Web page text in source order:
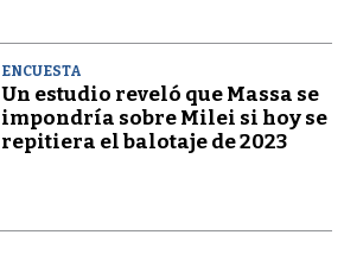
ENCUESTA
Un estudio reveló que Massa se
impondría sobre Milei si hoy se
repitiera el balotaje de 2023